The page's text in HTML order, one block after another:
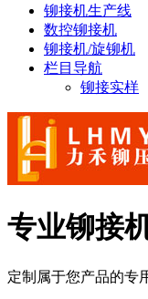
铆接机生产线
数控铆接机
铆接机/旋铆机
栏目导航
铆接实样
专业铆接
定制属于您产品的专